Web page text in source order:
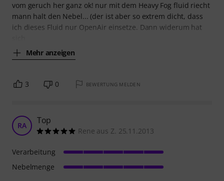
vom geruch her ganz ok! nur mit dem Heavy Fog fluid riecht
mann halt den Nebel... (der ist aber so extrem dicht, dass
ich dieses Fluid nur OpenAir einsetze. Dann widerum hat
Mehr anzeigen
3 0 BEWERTUNG MELDEN
RA Top
Rene aus Z. 25.11.2013
Verarbeitung
Nebelmenge